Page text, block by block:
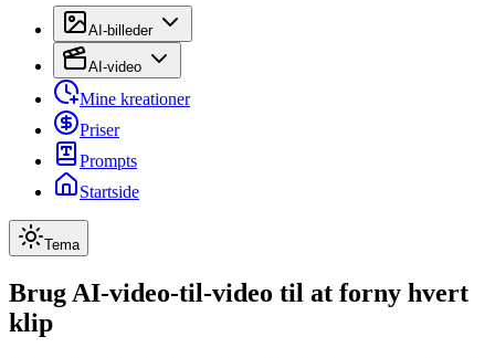
AI-billeder
AI-video
Mine kreationer
Priser
Prompts
Startside
Tema
Brug AI-video-til-video til at forny hvert
klip